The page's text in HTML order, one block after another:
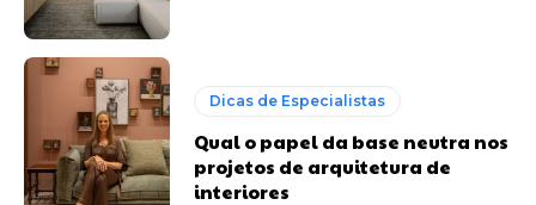
Dicas de Especialistas
Qual o papel da base neutra nos
projetos de arquitetura de
interiores